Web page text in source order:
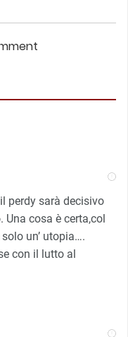
perdy sarà decisivo
Una cosa è certa,col
un’ utopia….
con il lutto al